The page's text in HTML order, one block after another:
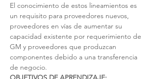
El conocimiento de estos lineamientos es
un requisito para proveedores nuevos,
proveedores en vías de aumentar su
capacidad existente por requerimiento de
GM y proveedores que produzcan
componentes debido a una transferencia
de negocio.